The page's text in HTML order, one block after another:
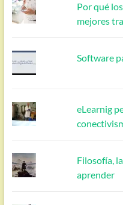
Por qué
mejores
Software
eLearnig
Filosofía,
aprender